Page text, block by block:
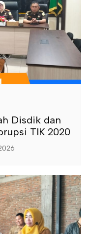
Disdik dan
TIK 2020